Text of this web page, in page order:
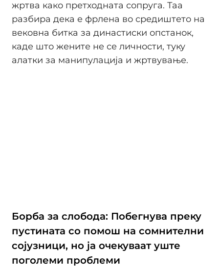
жртва како претходната сопруга. Таа
разбира дека е фрлена во средиштето на
вековна битка за династиски опстанок,
каде што жените не се личности, туку
алатки за манипулација и жртвување.
Борба за слобода: Побегнува преку
пустината со помош на сомнителни
сојузници, но ја очекуваат уште
поголеми проблеми